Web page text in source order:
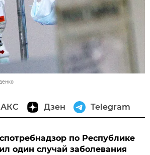
Дзен Telegram
по Республике
один случай заболевания